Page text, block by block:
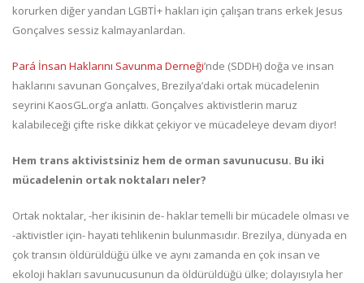
korurken diğer yandan LGBTİ+ hakları için çalışan trans erkek Jesus
Gonçalves sessiz kalmayanlardan.
Pará İnsan Haklarını Savunma Derneği’nde (SDDH) doğa ve insan
haklarını savunan Gonçalves, Brezilya’daki ortak mücadelenin
seyrini KaosGL.org’a anlattı. Gonçalves aktivistlerin maruz
kalabileceği çifte riske dikkat çekiyor ve mücadeleye devam diyor!
Hem trans aktivistsiniz hem de orman savunucusu. Bu iki
mücadelenin ortak noktaları neler?
Ortak noktalar, -her ikisinin de- haklar temelli bir mücadele olması ve
-aktivistler için- hayati tehlikenin bulunmasıdır. Brezilya, dünyada en
çok transın öldürüldüğü ülke ve aynı zamanda en çok insan ve
ekoloji hakları savunucusunun da öldürüldüğü ülke; dolayısıyla her